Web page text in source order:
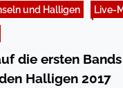
und Halligen Live-
die ersten
Halligen 2017